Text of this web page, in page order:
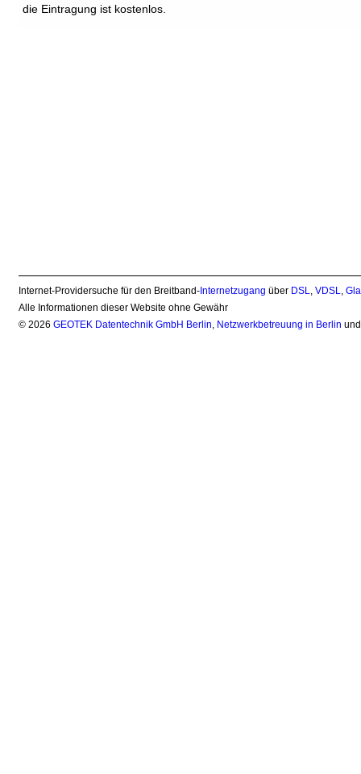
die Eintragung ist kostenlos.
Internet-Providersuche für den Breitband- Internetzugang über DSL,VDSL,
Alle Informationen dieser Website ohne Gewähr
© 2026GEOTEK Datentechnik GmbH Berlin, Netzwerkbetreuung in Berlin